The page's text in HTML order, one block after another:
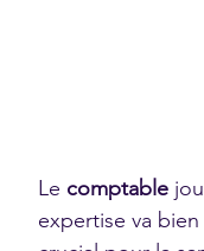
Le comptable
expertise va